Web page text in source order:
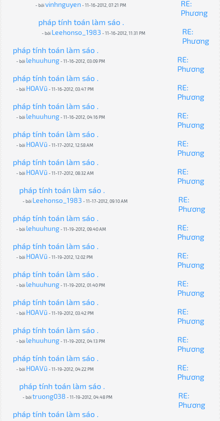
- bởivinhnguyen - 11-16-2012, 07:21 PM
RE:
Phương
pháp tính toán làm sáo .
- bởi Leehonso_1983 - 11-16-2012, 11:31 PM
RE:
Phương
pháp tính toán làm sáo .
- bởi lehuuhung- 11-16-2012, 03:09 PM
RE:
Phương
pháp tính toán làm sáo .
- bởi HOAVũ - 11-16-2012, 03:47 PM
RE:
Phương
pháp tính toán làm sáo .
- bởi lehuuhung- 11-16-2012, 04:16 PM
RE:
Phương
pháp tính toán làm sáo .
- bởi HOAVũ - 11-17-2012, 12:58 AM
RE:
Phương
pháp tính toán làm sáo .
- bởi HOAVũ - 11-17-2012, 08:32 AM
RE:
Phương
pháp tính toán làm sáo .
- bởi Leehonso_1983 - 11-17-2012, 09:10 AM
RE:
Phương
pháp tính toán làm sáo .
- bởi lehuuhung- 11-19-2012, 09:40 AM
RE:
Phương
pháp tính toán làm sáo .
- bởi HOAVũ - 11-19-2012, 12:02 PM
RE:
Phương
pháp tính toán làm sáo .
- bởi lehuuhung- 11-19-2012, 01:40 PM
RE:
Phương
pháp tính toán làm sáo .
- bởi HOAVũ - 11-19-2012, 03:42 PM
RE:
Phương
pháp tính toán làm sáo .
- bởi lehuuhung- 11-19-2012, 04:13 PM
RE:
Phương
pháp tính toán làm sáo .
- bởi HOAVũ - 11-19-2012, 04:22 PM
RE:
Phương
pháp tính toán làm sáo .
- bởitruong038 - 11-19-2012, 04:48 PM
RE:
Phương
pháp tính toán làm sáo .